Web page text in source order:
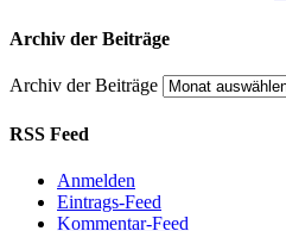
Archiv der Beiträge
Archiv der Beiträge
RSS Feed
Anmelden
Eintrags-Feed
Kommentar-Feed